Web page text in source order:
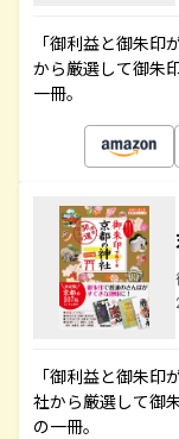
「御利益と御朱
から厳選して御朱
一冊。
「御利益と御朱
社から厳選して御
の一冊。